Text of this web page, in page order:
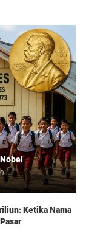
0
Ketika Nama